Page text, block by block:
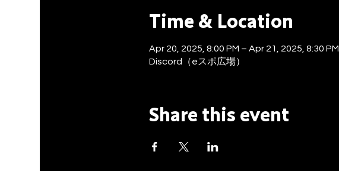
Time & Location
Apr 20, 2025, 8:00 PM – Apr 21, 2025, 8:30 PM
Discord（eスポ広場）
Share this event